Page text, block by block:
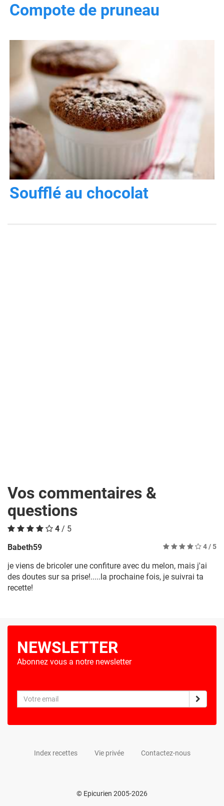
Compote de pruneau
Soufflé au chocolat
Vos commentaires &
questions
4 / 5
Babeth59
4/ 5
je viens de bricoler une confiture avec du melon, mais j'ai
des doutes sur sa prise!.....la prochaine fois, je suivrai ta
recette!
NEWSLETTER
Abonnez vous a notre newsletter
Index recettes Vie privée Contactez-nous
© Epicurien 2005-2026